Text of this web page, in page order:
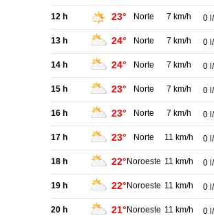
12 h 23° Norte 7 km/h 0
13 h 24° Norte 7 km/h 0
14 h 24° Norte 7 km/h 0
15 h 23° Norte 7 km/h 0
16 h 23° Norte 7 km/h 0
17 h 23° Norte 11 km/h 0
18 h 22° Noroeste 11 km/h 0
19 h 22° Noroeste 11 km/h 0
20 h 21° Noroeste 11 km/h 0